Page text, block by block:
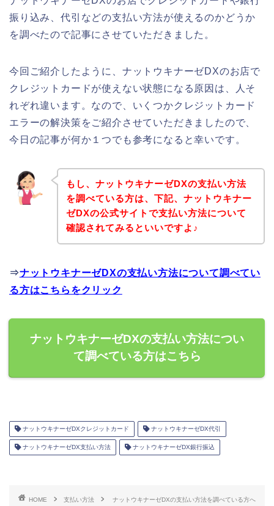
振り込み、代引などの支払い方法が使えるのかどうか
を調べたので記事にさせていただきました。
今回ご紹介したように、ナットウキナーゼDXのお店で
クレジットカードが使えない状態になる原因は、人そ
れぞれ違います。なので、いくつかクレジットカード
エラーの解決策をご紹介させていただきましたので、
今日の記事が何か１つでも参考になると幸いです。
もし、ナットウキナーゼDXの支払い方法
を調べている方は、下記、ナットウキナー
ゼDXの公式サイトで支払い方法について
確認されてみるといいですよ♪
⇒ナットウキナーゼDXの支払い方法について調べてい
る方はこちらをクリック
ナットウキナーゼDXの支払い方法につい
て調べている方はこちら
ナットウキナーゼDXクレジットカード ナットウキナーゼDX代引
ナットウキナーゼDX支払い方法 ナットウキナーゼDX銀行振込
HOME 支払い方法 ナットウキナーゼDXの支払い方法を調べている方へ